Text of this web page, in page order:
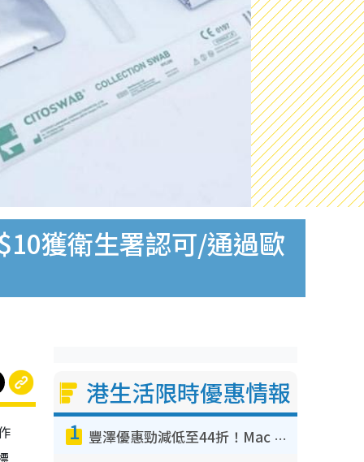
獲衛生署認可/通過歐
港生活限時優惠情報
1 豐澤優惠勁減低至44折！Mac mini/iPhone17Pro大減價！廚房家電$220起